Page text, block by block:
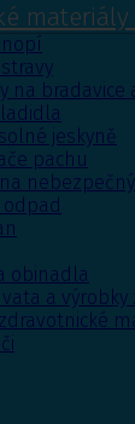
na bradavice
jeskyně
pachu
obinadla
a